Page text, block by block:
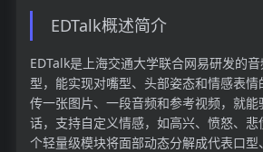
EDTalk概述简介
EDTalk是上海交通大学联合网易研发的
型，能实现对嘴型、头部姿态和情感表
传一张图片、一段音频和参考视频，就
话，支持自定义情感，如高兴、愤怒、悲
个轻量级模块将面部动态分解成代表口